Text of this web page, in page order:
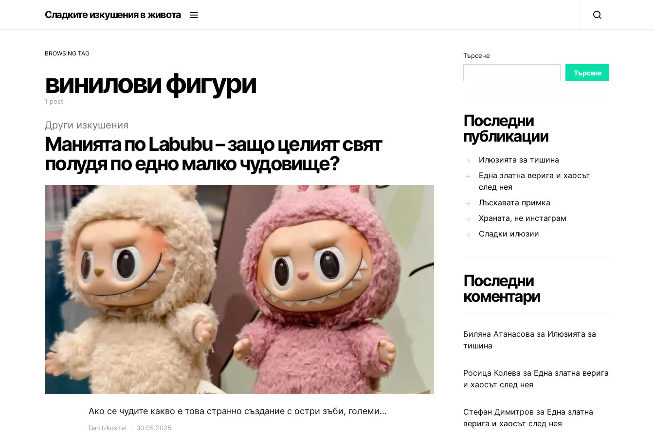
Сладките изкушения в живота
BROWSING TAG
винилови фигури
1 post
Други изкушения
Манията по Labubu – защо целият свят
полудя по едно малко чудовище?
Ако се чудите какво е това странно създание с остри зъби, големи…
DaniIzkusitel 30.05.2025
Търсене
Търсене
Последни
публикации
Илюзията за тишина
Една златна верига и хаосът
след нея
Лъскавата примка
Храната, не инстаграм
Сладки илюзии
Последни
коментари
Биляна Атанасова за Илюзията за
тишина
Росица Колева за Една златна верига
и хаосът след нея
Стефан Димитров за Една златна
верига и хаосът след нея